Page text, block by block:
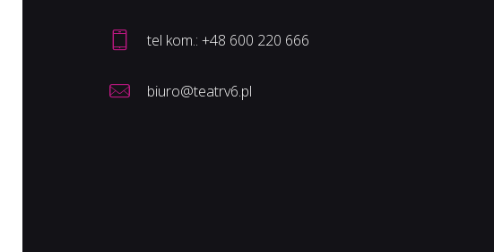
biuro@teatrv6.pl